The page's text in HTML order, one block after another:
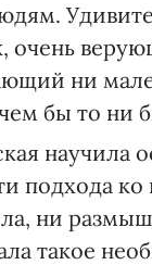
очень
ни
бы то ни
научила
подхода
ни
такое